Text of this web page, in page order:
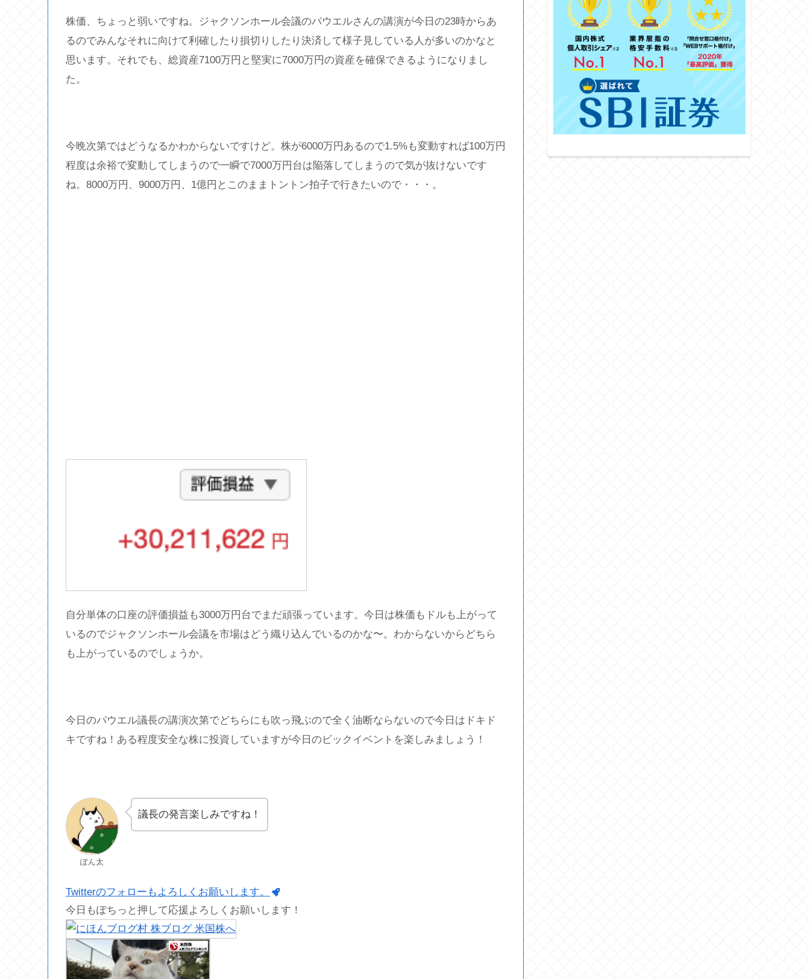
株価、ちょっと弱いですね。ジャクソンホール会議のパウエルさんの講演が今日の23時からあ
るのでみんなそれに向けて利確したり損切りしたり決済して様子見している人が多いのかなと
思います。それでも、総資産7100万円と堅実に7000万円の資産を確保できるようになりまし
た。
今晩次第ではどうなるかわからないですけど。株が6000万円あるので1.5%も変動すれば100万円
程度は余裕で変動してしまうので一瞬で7000万円台は陥落してしまうので気が抜けないです
ね。8000万円、9000万円、1億円とこのままトントン拍子で行きたいので・・・。
自分単体の口座の評価損益も3000万円台でまだ頑張っています。今日は株価もドルも上がって
いるのでジャクソンホール会議を市場はどう織り込んでいるのかな〜。わからないからどちら
も上がっているのでしょうか。
今日のパウエル議長の講演次第でどちらにも吹っ飛ぶので全く油断ならないので今日はドキド
キですね！ある程度安全な株に投資していますが今日のビックイベントを楽しみましょう！
ぽん太
議長の発言楽しみですね！
Twitterのフォローもよろしくお願いします。
今日もぽちっと押して応援よろしくお願いします！